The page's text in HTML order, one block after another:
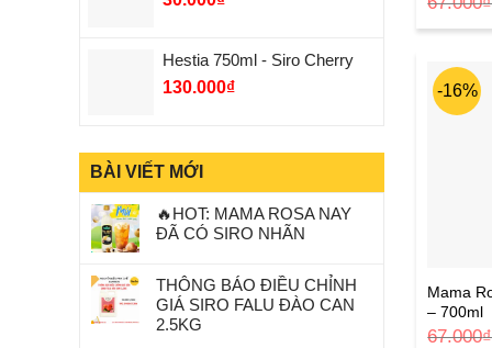
Hestia 750ml - Siro Cherry
130.000₫
BÀI VIẾT MỚI
🔥HOT: MAMA ROSA NAY
ĐÃ CÓ SIRO NHÃN
THÔNG BÁO ĐIỀU CHỈNH
GIÁ SIRO FALU ĐÀO CAN
2.5KG
-16%
Mama
– 700ml
67.000₫